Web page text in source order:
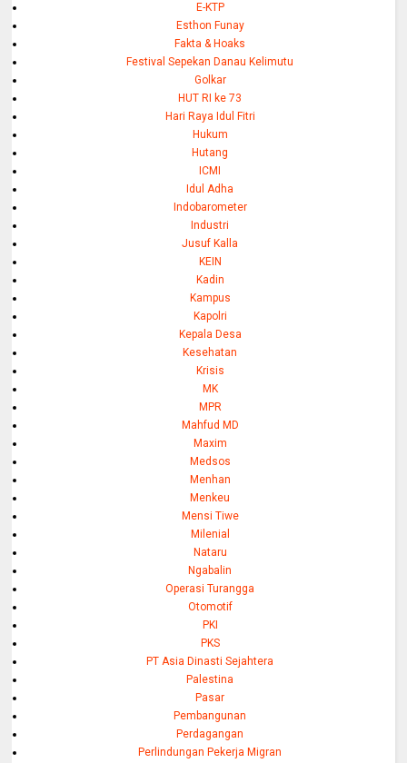
E-KTP
Esthon Funay
Fakta & Hoaks
Festival Sepekan Danau Kelimutu
Golkar
HUT RI ke 73
Hari Raya Idul Fitri
Hukum
Hutang
ICMI
Idul Adha
Indobarometer
Industri
Jusuf Kalla
KEIN
Kadin
Kampus
Kapolri
Kepala Desa
Kesehatan
Krisis
MK
MPR
Mahfud MD
Maxim
Medsos
Menhan
Menkeu
Mensi Tiwe
Milenial
Nataru
Ngabalin
Operasi Turangga
Otomotif
PKI
PKS
PT Asia Dinasti Sejahtera
Palestina
Pasar
Pembangunan
Perdagangan
Perlindungan Pekerja Migran